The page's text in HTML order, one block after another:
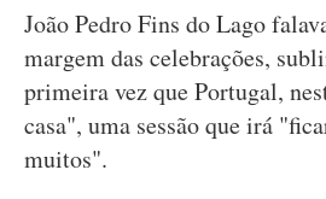
João Pedro Fins do Lago
margem das celebrações,
primeira vez que Portugal,
casa", uma sessão que irá
muitos".